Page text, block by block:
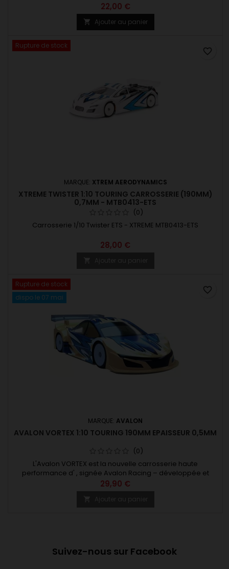
22,00 €
 Ajouter au panier
Rupture de stock
MARQUE: XTREM AERODYNAMICS
XTREME TWISTER 1:10 TOURING CARROSSERIE (190MM)
0,7MM - MTB0413-ETS
(0)
Carrosserie 1/10 Twister ETS - XTREME MTB0413-ETS
28,00 €
favorite_border
Rupture de stock
dispo le 07 mai
MARQUE: AVALON
AVALON VORTEX 1:10 TOURING 190MM EPAISSEUR 0,5MM
(0)
L'Avalon VORTEX est la nouvelle carrosserie haute
performance d' , signée Avalon Racing – développée et
fabriquée en Allemagne, spécialement pour la course de
29,90 €
favorite_border
Suivez-nous sur Facebook